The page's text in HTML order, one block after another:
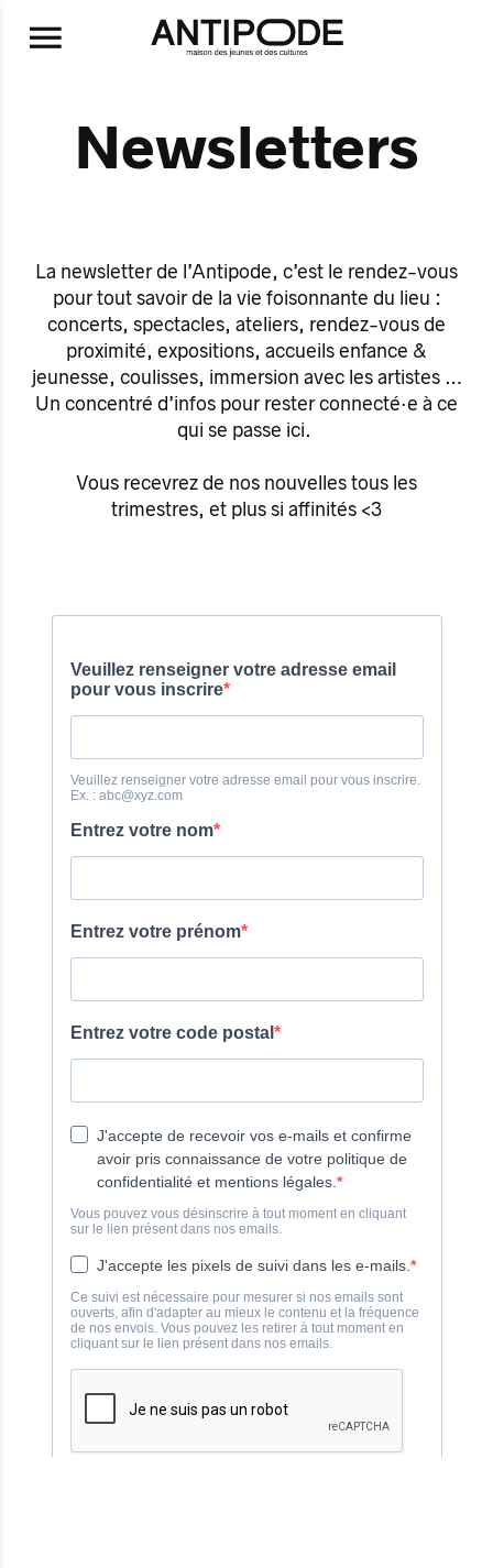
Aller au contenu principal
Newsletters
La newsletter de l’Antipode, c’est le rendez-vous
pour tout savoir de la vie foisonnante du lieu :
concerts, spectacles, ateliers, rendez-vous de
proximité, expositions, accueils enfance &
jeunesse, coulisses, immersion avec les artistes …
Un concentré d’infos pour rester connecté·e à ce
qui se passe ici.
Vous recevrez de nos nouvelles tous les
trimestres, et plus si affinités <3